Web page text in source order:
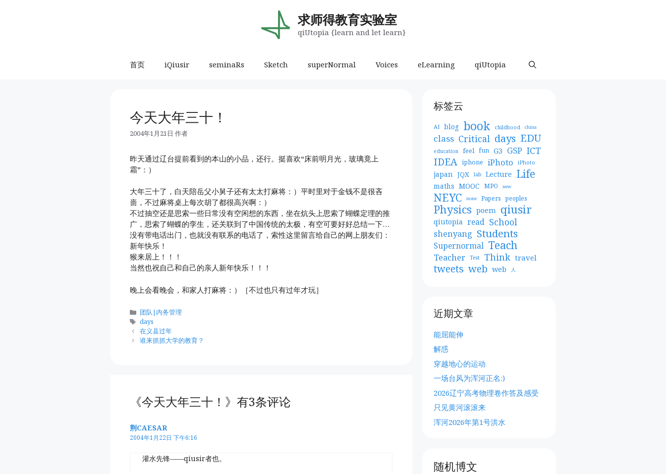
求师得教育实验室
qiUtopia {learn and let learn}
首页 iQiusir seminaRs Sketch superNormal Voices eLearning qiUtopia
今天大年三十！
2004年1月21日 作者
昨天通过辽台提前看到的本山的小品，还行。挺喜欢“床前明月光，玻璃竟上
霜”：）
大年三十了，白天陪岳父小舅子还有太太打麻将：）平时里对于金钱不是很吝
啬，不过麻将桌上每次胡了都很高兴啊：）
不过抽空还是思索一些日常没有空闲想的东西，坐在炕头上思索了蝴蝶定理的推
广，思索了蝴蝶的孪生，还关联到了中国传统的太极，有空可要好好总结一下…
没有带电话出门，也就没有联系的电话了，索性这里留言给自己的网上朋友们：
新年快乐！
猴来居上！！！
当然也祝自己和自己的亲人新年快乐！！！
晚上会看晚会，和家人打麻将：）［不过也只有过年才玩］
分
类
团队|内务管理
标
签
days
在义县过年
谁来抓抓大学的教育？
《今天大年三十！》有3条评论
荆CAESAR
2004年1月22日 下午6:16
灌水先锋——qiusir者也。
标签云
AI blog book childhood china
class Critical days EDU
education feel fun G3 GSP ICT
IDEA iphone iPhoto iPhoto
japan JQX lab Lecture Life
maths MOOC MPO new
NEYC none Papers peoples
Physics poem qiusir
qiutopia read School
shenyang Students
Supernormal Teach
Teacher Test Think travel
tweets web web 人
近期文章
能屈能伸
解惑
穿越地心的运动
一场台风为浑河正名:)
2026辽宁高考物理卷作答及感受
只见黄河滚滚来
浑河2026年第1号洪水
随机博文